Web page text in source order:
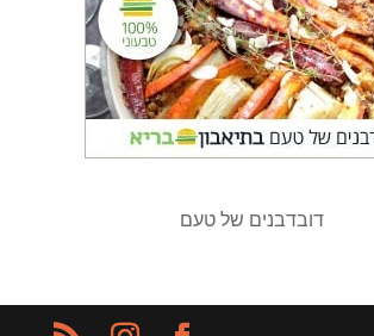
‏דובדבנים של טעם‏